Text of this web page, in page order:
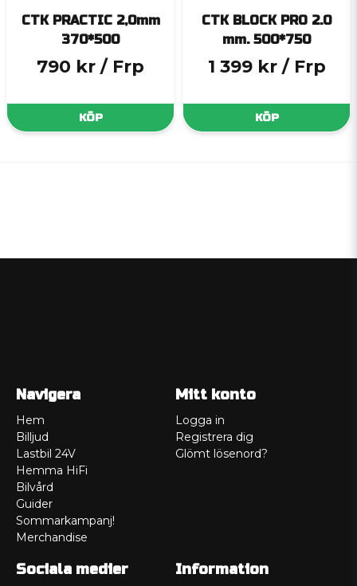
CTK PRACTIC 2,0mm
370*500
790 kr / Frp
KÖP
CTK BLOCK PRO 2.0
mm. 500*750
1 399 kr / Frp
KÖP
Navigera
Hem
Billjud
Lastbil 24V
Hemma HiFi
Bilvård
Guider
Sommarkampanj!
Merchandise
Mitt konto
Logga in
Registrera dig
Glömt lösenord?
Sociala medier Information